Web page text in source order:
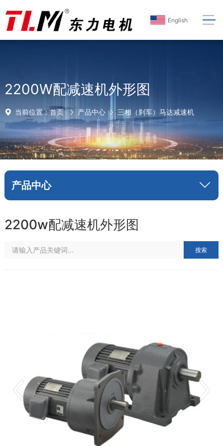
English
2200W配减速机外形图
当前位置：首页 产品中心 三相（刹车）马达减速机
产品中心
2200w配减速机外形图
搜索